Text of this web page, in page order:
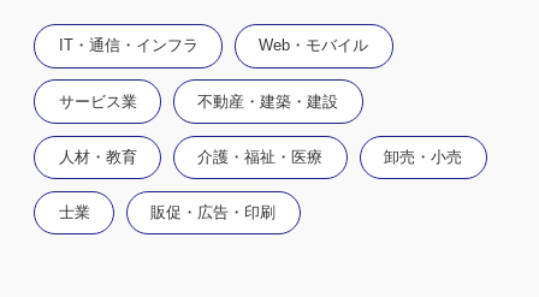
IT・通信・インフラ Web・モバイル
サービス業 不動産・建築・建設
人材・教育 介護・福祉・医療 卸売・小売
士業 販促・広告・印刷